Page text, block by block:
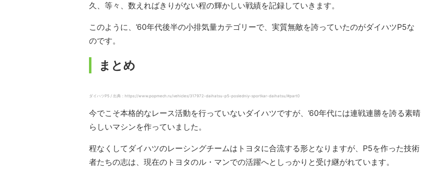
久、等々、数えればきりがない程の輝かしい戦績を記録していきます。
このように、’60年代後半の小排気量カテゴリーで、実質無敵を誇っていたのがダイハツP5な
のです。
まとめ
ダイハツP5 / 出典：https://www.popmech.ru/vehicles/317972-daihatsu-p5-posledniy-sportkar-daihatsu/#part0
今でこそ本格的なレース活動を行っていないダイハツですが、’60年代には連戦連勝を誇る素晴
らしいマシンを作っていました。
程なくしてダイハツのレーシングチームはトヨタに合流する形となりますが、P5を作った技術
者たちの志は、現在のトヨタのル・マンでの活躍へとしっかりと受け継がれています。